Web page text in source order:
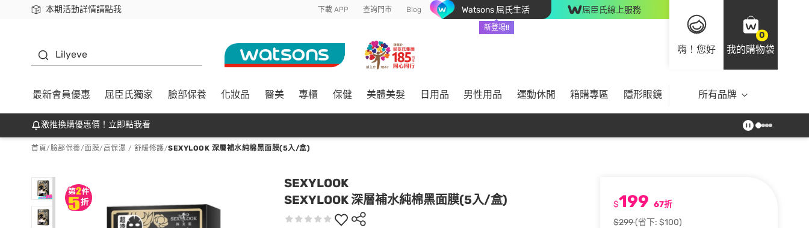
本期活動詳情請點我
下載app最高回饋$350 下載 APP 查詢門市 Blog Watsons 屈氏生活
新登場!!
屈臣氏線上服務
嗨！您好
0
我的購物袋
Lilyeve
最新會員優惠 屈臣氏獨家 臉部保養 化妝品 醫美 專櫃 保健 美體美髮 日用品 男性用品 運動休閒 箱購專區 隱形眼鏡 所有品牌
激推換購優惠價！立即點我看
首頁/臉部保養/面膜/ 高保濕 / 舒緩修護/SEXYLOOK 深層補水純棉黑面膜(5入/盒)
SEXYLOOK
SEXYLOOK 深層補水純棉黑面膜(5入/盒)
$199 67折
$299(省下: $100)